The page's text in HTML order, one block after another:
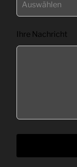
Ihre Nachricht